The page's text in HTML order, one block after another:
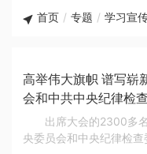
首页 / 专题 / 学习宣
高举伟大旗帜 谱写
会和中共中央纪律检
出席大会的2300多
央委员会和中央纪律检